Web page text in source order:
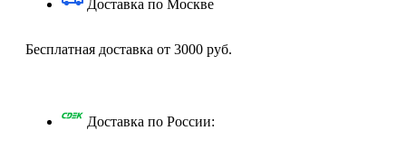
Доставка по Москве
Бесплатная доставка от 3000 руб.
Доставка по России: